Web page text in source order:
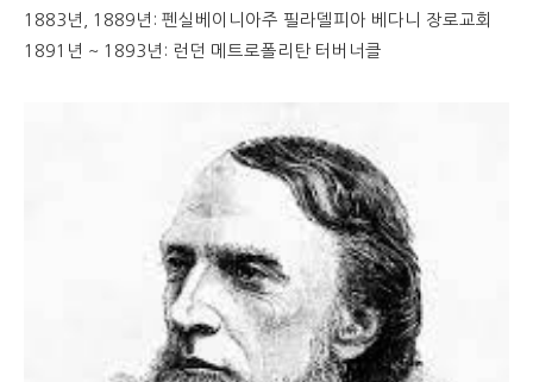
1883년, 1889년: 펜실베이니아주 필라델피아 베다니 장로교회
1891년 ~ 1893년: 런던 메트로폴리탄 터버너클